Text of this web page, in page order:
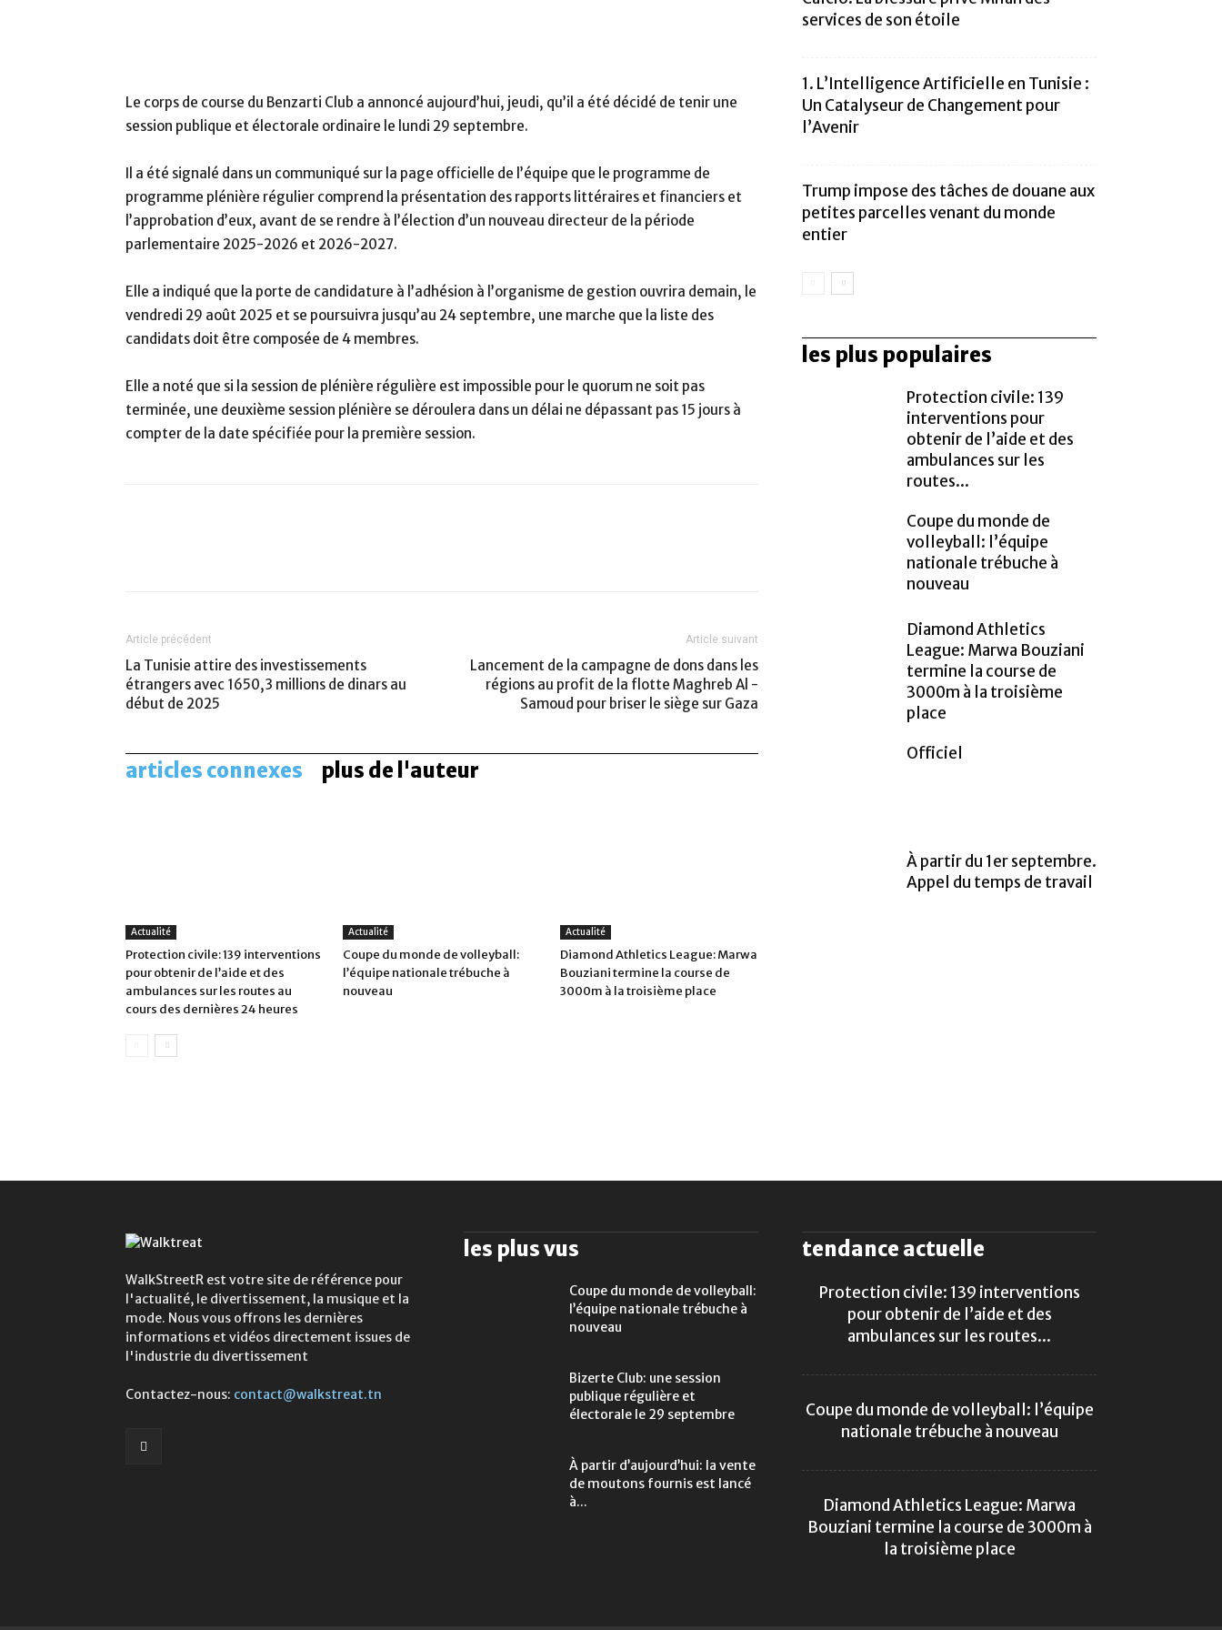
Le corps de course du Benzarti Club a annoncé aujourd’hui, jeudi, qu’il a été décidé de tenir une
session publique et électorale ordinaire le lundi 29 septembre.
Il a été signalé dans un communiqué sur la page officielle de l’équipe que le programme de
programme plénière régulier comprend la présentation des rapports littéraires et financiers et
l’approbation d’eux, avant de se rendre à l’élection d’un nouveau directeur de la période
parlementaire 2025-2026 et 2026-2027.
Elle a indiqué que la porte de candidature à l’adhésion à l’organisme de gestion ouvrira demain, le
vendredi 29 août 2025 et se poursuivra jusqu’au 24 septembre, une marche que la liste des
candidats doit être composée de 4 membres.
Elle a noté que si la session de plénière régulière est impossible pour le quorum ne soit pas
terminée, une deuxième session plénière se déroulera dans un délai ne dépassant pas 15 jours à
compter de la date spécifiée pour la première session.
Article précédent
La Tunisie attire des investissements
étrangers avec 1650,3 millions de dinars au
début de 2025
Article suivant
Lancement de la campagne de dons dans les
régions au profit de la flotte Maghreb Al -
Samoud pour briser le siège sur Gaza
articles connexes plus de l'auteur
Actualité
Protection civile: 139 interventions
pour obtenir de l’aide et des
ambulances sur les routes au
cours des dernières 24 heures
Actualité
Coupe du monde de volleyball:
l’équipe nationale trébuche à
nouveau
Actualité
Diamond Athletics League: Marwa
Bouziani termine la course de
3000m à la troisième place
services de son étoile
1. L’Intelligence Artificielle en Tunisie :
Un Catalyseur de Changement pour
l’Avenir
Trump impose des tâches de douane aux
petites parcelles venant du monde
entier
les plus populaires
Protection civile: 139
interventions pour
obtenir de l’aide et des
ambulances sur les
routes...
Coupe du monde de
volleyball: l’équipe
nationale trébuche à
nouveau
Diamond Athletics
League: Marwa Bouziani
termine la course de
3000m à la troisième
place
Officiel
À partir du 1er septembre.
Appel du temps de travail
WalkStreetR est votre site de référence pour
l'actualité, le divertissement, la musique et la
mode. Nous vous offrons les dernières
informations et vidéos directement issues de
l'industrie du divertissement
Contactez-nous: contact@walkstreat.tn
les plus vus
Coupe du monde de volleyball:
l’équipe nationale trébuche à
nouveau
Bizerte Club: une session
publique régulière et
électorale le 29 septembre
À partir d’aujourd’hui: la vente
de moutons fournis est lancé
à...
tendance actuelle
Protection civile: 139 interventions
pour obtenir de l’aide et des
ambulances sur les routes...
Coupe du monde de volleyball: l’équipe
nationale trébuche à nouveau
Diamond Athletics League: Marwa
Bouziani termine la course de 3000m à
la troisième place